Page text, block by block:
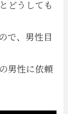
どうしても
で、男性目
男性に依頼